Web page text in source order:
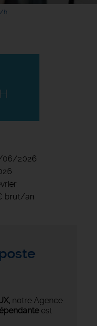
h
06/2026
brut/an
, notre Agence
est